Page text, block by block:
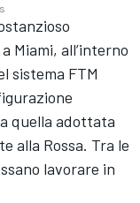
Miami, all’interno
sistema FTM
quella adottata
alla Rossa. Tra le
lavorare in